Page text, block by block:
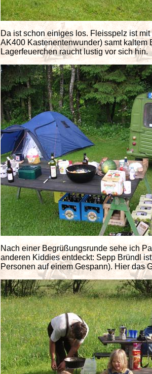
Da ist schon einiges los. Fleisspelz ist
AK400 Kastenentenwunder) samt kaltem
Lagerfeuerchen raucht lustig vor sich hin.
Nach einer Begrüßungsrunde sehe ich
anderen Kiddies entdeckt: Sepp Bründl
Personen auf einem Gespann). Hier das